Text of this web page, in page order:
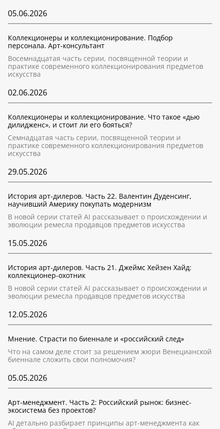
05.06.2026
Коллекционеры и коллекционирование. Подбор
персонала. Арт-консультант
Восемнадцатая часть серии, посвященной теории и
практике современного коллекционирования предметов
искусства
02.06.2026
Коллекционеры и коллекционирование. Что такое «дью
дилидженс», и стоит ли его бояться?
Семнадцатая часть серии, посвященной теории и
практике современного коллекционирования предметов
искусства
29.05.2026
История арт-дилеров. Часть 22. Валентин Дуденсинг,
научивший Америку покупать модернизм
В новой серии статей AI рассказывает о происхождении и
эволюции ремесла продавцов предметов искусства
15.05.2026
История арт-дилеров. Часть 21. Джеймс Хейзен Хайд:
коллекционер-охотник
В новой серии статей AI рассказывает о происхождении и
эволюции ремесла продавцов предметов искусства
12.05.2026
Мнение. Страсти по биеннале и «российский след»
Что на самом деле стоит за решением жюри Венецианской
биеннале сложить свои полномочия?
05.05.2026
Арт-менеджмент. Часть 2: Российский рынок: бизнес-
экосистема без проектов?
AI детально разбирает принципы арт-менеджмента как